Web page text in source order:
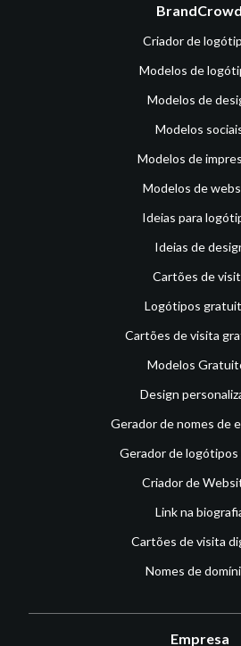
BrandCrowd
Criador de
Modelos de
Modelos de
Modelos
Modelos de
Modelos de
Ideias para
Ideias de
Cartões de
Logótipos
Cartões de visita
Modelos
Design
Gerador de nomes de
Gerador de logótipos
Criador de
Link na
Cartões de visita
Nomes de
Empresa